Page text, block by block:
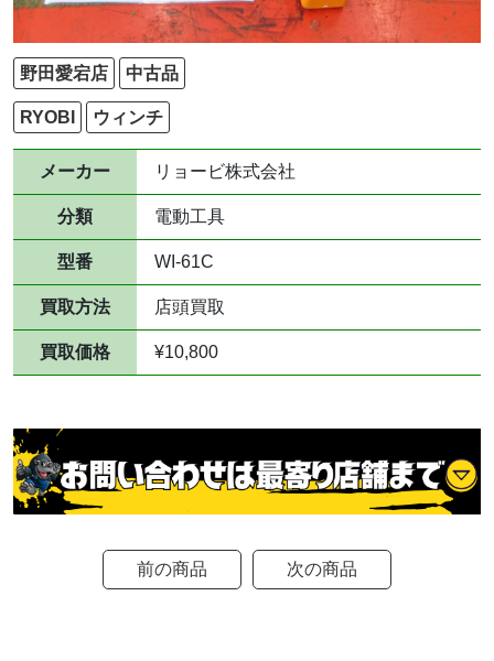
野田愛宕店 中古品
RYOBI ウィンチ
メーカー リョービ株式会社
分類 電動工具
型番 WI-61C
買取方法 店頭買取
買取価格 ¥10,800
前の商品 次の商品